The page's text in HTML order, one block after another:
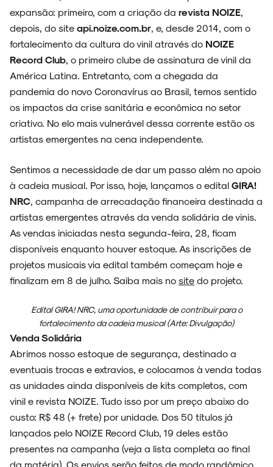
ENTREVISTAS
ESPECIAIS
FAIXA A FAIXA
NOVIDADES
SOBRE
expansão: primeiro, com a criação da revista NOIZE,
depois, do site api.noize.com.br, e, desde 2014, com o
fortalecimento da cultura do vinil através do NOIZE
Record Club, o primeiro clube de assinatura de vinil da
América Latina. Entretanto, com a chegada da
pandemia do novo Coronavírus ao Brasil, temos sentido
os impactos da crise sanitária e econômica no setor
criativo. No elo mais vulnerável dessa corrente estão os
artistas emergentes na cena independente.
Sentimos a necessidade de dar um passo além no apoio
à cadeia musical. Por isso, hoje, lançamos o edital GIRA!
NRC, campanha de arrecadação financeira destinada a
artistas emergentes através da venda solidária de vinis.
As vendas iniciadas nesta segunda-feira, 28, ficam
disponíveis enquanto houver estoque. As inscrições de
projetos musicais via edital também começam hoje e
finalizam em 8 de julho. Saiba mais no site do projeto.
Edital GIRA! NRC, uma oportunidade de contribuir para o
fortalecimento da cadeia musical (Arte: Divulgação)
Venda Solidária
Abrimos nosso estoque de segurança, destinado a
eventuais trocas e extravios, e colocamos à venda todas
as unidades ainda disponíveis de kits completos, com
vinil e revista NOIZE. Tudo isso por um preço abaixo do
custo: R$ 48 (+ frete) por unidade. Dos 50 títulos já
lançados pelo NOIZE Record Club, 19 deles estão
presentes na campanha (veja a lista completa ao final
da matéria). Os envios serão feitos de modo randômico,